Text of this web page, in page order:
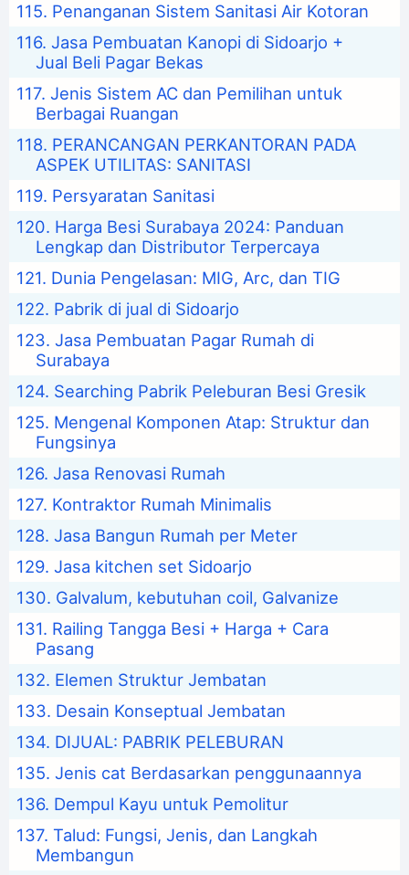
Penanganan Sistem Sanitasi Air Kotoran
Jasa Pembuatan Kanopi di Sidoarjo +
Jual Beli Pagar Bekas
Jenis Sistem AC dan Pemilihan untuk
Berbagai Ruangan
PERANCANGAN PERKANTORAN PADA
ASPEK UTILITAS: SANITASI
Persyaratan Sanitasi
Harga Besi Surabaya 2024: Panduan
Lengkap dan Distributor Terpercaya
Dunia Pengelasan: MIG, Arc, dan TIG
Pabrik di jual di Sidoarjo
Jasa Pembuatan Pagar Rumah di
Surabaya
Searching Pabrik Peleburan Besi Gresik
Mengenal Komponen Atap: Struktur dan
Fungsinya
Jasa Renovasi Rumah
Kontraktor Rumah Minimalis
Jasa Bangun Rumah per Meter
Jasa kitchen set Sidoarjo
Galvalum, kebutuhan coil, Galvanize
Railing Tangga Besi + Harga + Cara
Pasang
Elemen Struktur Jembatan
Desain Konseptual Jembatan
DIJUAL: PABRIK PELEBURAN
Jenis cat Berdasarkan penggunaannya
Dempul Kayu untuk Pemolitur
Talud: Fungsi, Jenis, dan Langkah
Membangun